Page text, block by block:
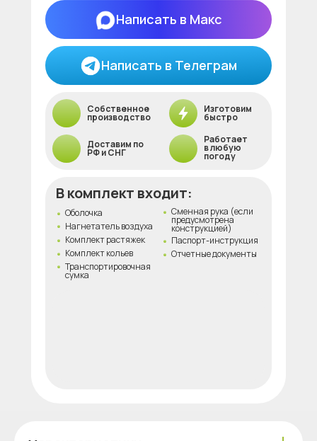
Написать в Макс
Написать в Телеграм
В комплект входит:
Изготовим
быстро
Работает
в любую
погоду
Собственное
производство
Доставим по
РФ и СНГ
Оболочка
Нагнетатель воздуха
Комплект кольев Отчетные документы
Паспорт-инструкция
Транспортировочная
сумка
Сменная рука (если
предусмотрена
конструкцией)
Комплект растяжек